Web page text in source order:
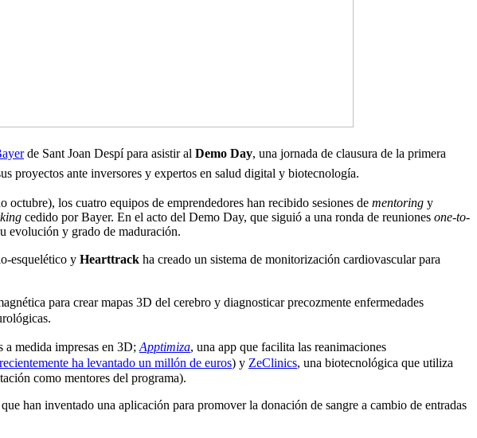
de Sant Joan Despí para asistir al Demo Day, una jornada de clausura de la primera
proyectos ante inversores y expertos en salud digital y biotecnología.
octubre), los cuatro equipos de emprendedores han recibido sesiones de mentoring y
cedido por Bayer. En el acto del Demo Day, que siguió a una ronda de reuniones one-to-
evolución y grado de maduración.
esquelético y Hearttrack ha creado un sistema de monitorización cardiovascular para
para crear mapas 3D del cerebro y diagnosticar precozmente enfermedades
a medida impresas en 3D;Apptimiza, una app que facilita las reanimaciones
recientemente ha levantado un millón de euros) y ZeClinics, una biotecnológica que utiliza
como mentores del programa).
que han inventado una aplicación para promover la donación de sangre a cambio de entradas